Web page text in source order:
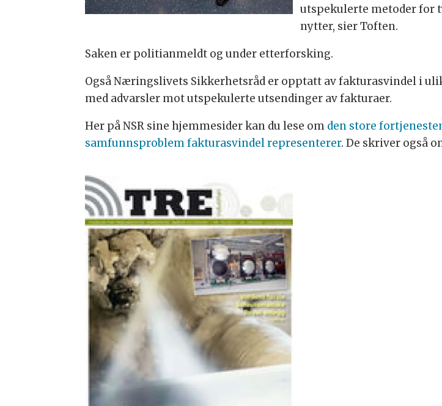
utspekulerte metoder for
nytter, sier Toften.
Saken er politianmeldt og under etterforsking.
Også Næringslivets Sikkerhetsråd er opptatt av fakturasvindel i
med advarsler mot utspekulerte utsendinger av fakturaer.
Her på NSR sine hjemmesider kan du lese om den store
samfunnsproblem fakturasvindel representerer. De skriver også